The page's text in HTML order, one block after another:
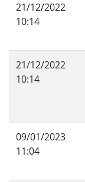
21/12/2022
10:14
21/12/2022
10:14
09/01/2023
11:04